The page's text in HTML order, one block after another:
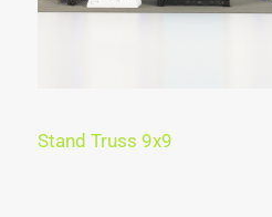
Stand Truss 9x9